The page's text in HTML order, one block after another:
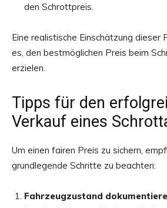
den Schrottpreis.
Eine realistische Einschätzung dieser
es, den bestmöglichen Preis beim
erzielen.
Tipps für den
Verkauf eines
Um einen fairen Preis zu sichern,
grundlegende Schritte zu beachten:
Fahrzeugzustand